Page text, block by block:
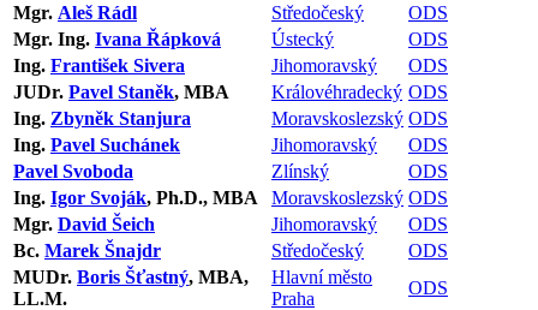
Mgr. Aleš Rádl Středočeský
ODS
Mgr. Ing. Ivana Řápková Ústecký
ODS
Ing. František Sivera Jihomoravský
ODS
JUDr. Pavel Staněk, MBA Královéhradecký ODS
Ing. Zbyněk Stanjura Moravskoslezský ODS
Ing. Pavel Suchánek Jihomoravský
ODS
Pavel Svoboda
Zlínský
ODS
Ing. Igor Svoják, Ph.D., MBA Moravskoslezský ODS
Mgr. David Šeich Jihomoravský
ODS
Bc. Marek Šnajdr Středočeský
ODS
MUDr. Boris Šťastný, MBA,
LL.M.
Hlavní město
Praha
ODS